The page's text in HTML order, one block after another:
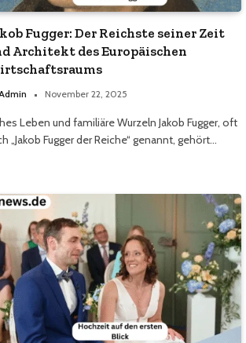
Fugger: Der Reichste seiner Zeit
Architekt des Europäischen
November 22, 2025
Leben und familiäre Wurzeln Jakob Fugger, oft
„Jakob Fugger der Reiche“ genannt, gehört…